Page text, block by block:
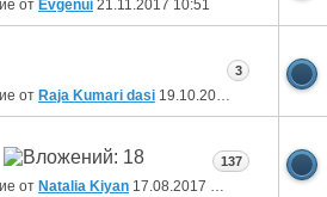
от Evgenui 21.11.2017 10:51
от Raja Kumari dasi 19.10.2017
3
от Natalia Kiyan 17.08.2017
137